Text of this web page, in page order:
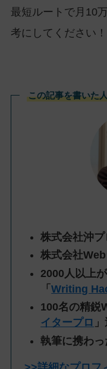
最短ルートで月10
考にしてください！
この記事を書いた
株式会社沖
株式会社
2000人以上
「Writing
100名の精鋭
イタープロ
執筆に携わ